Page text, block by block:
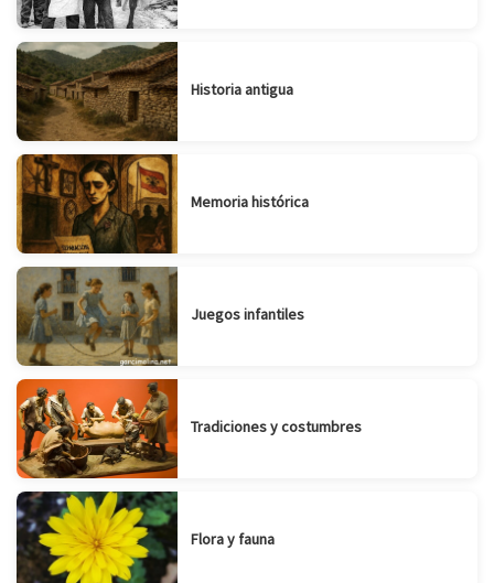
Historia antigua
Memoria histórica
Juegos infantiles
Tradiciones y costumbres
Flora y fauna